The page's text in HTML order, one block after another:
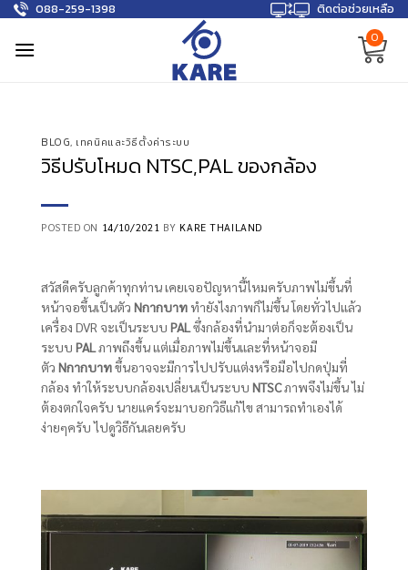
Skip
content
088-259-1398
ติดต่อช่วยเหลือ
0
BLOG, เทคนิคและวิธีตั้งค่าระบบ
วิธีปรับโหมด NTSC,PAL ของกล้อง
POSTED ON 14/10/2021 BY KARE THAILAND
สวัสดีครับลูกค้าทุกท่าน เคยเจอปัญหานี้ไหมครับภาพไม่ขึ้นที่
หน้าจอขึ้นเป็นตัว Nกากบาท ทำยังไงภาพก็ไม่ขึ้น โดยทั่วไปแล้ว
เครื่อง DVR จะเป็นระบบ PALซึ่งกล้องที่นำมาต่อก็จะต้องเป็น
ระบบ PALภาพถึงขึ้น แต่เมื่อภาพไม่ขึ้นและที่หน้าจอมี
ตัว Nกากบาทขึ้นอาจจะมีการไปปรับแต่งหรือมือไปกดปุ่มที่
กล้อง ทำให้ระบบกล้องเปลี่ยนเป็นระบบ NTSCภาพจึงไม่ขึ้น ไม่
ต้องตกใจครับ นายแคร์จะมาบอกวิธีแก้ไข สามารถทำเองได้
ง่ายๆครับ ไปดูวิธีกันเลยครับ